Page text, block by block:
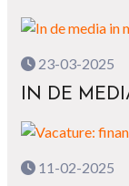
23-03-2025
IN DE
11-02-2025